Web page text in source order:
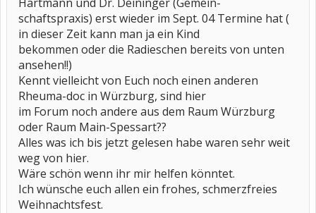
schaftspraxis) erst wieder im Sept. 04 Termine hat (
in dieser Zeit kann man ja ein Kind
bekommen oder die Radieschen bereits von unten
ansehen!!)
Kennt vielleicht von Euch noch einen anderen
Rheuma-doc in Würzburg, sind hier
im Forum noch andere aus dem Raum Würzburg
oder Raum Main-Spessart??
Alles was ich bis jetzt gelesen habe waren sehr weit
weg von hier.
Wäre schön wenn ihr mir helfen könntet.
Ich wünsche euch allen ein frohes, schmerzfreies
Weihnachtsfest.